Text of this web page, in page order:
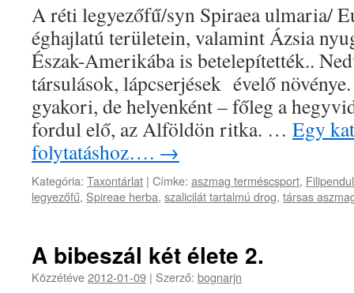
A réti legyezőfű/syn Spiraea ulmaria/
éghajlatú területein, valamint Ázsia
Észak-Amerikába is betelepítették..
társulások, lápcserjések évelő
gyakori, de helyenként – főleg a
fordul elő, az Alföldön ritka. … Egy
folytatáshoz…. →
Kategória: Taxontárlat | Címke: aszmag terméscsport,
legyezőfű, Spireae herba, szalicilát tartalmú drog, társas
A bibeszál két élete 2.
Közzétéve2012-01-09 | Szerző: bognarjn